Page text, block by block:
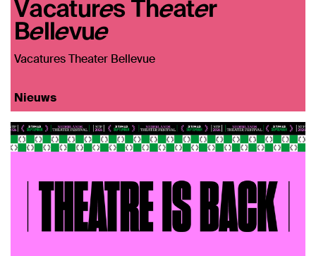
Vacatures Theater
Bellevue
Vacatures Theater Bellevue
Nieuws